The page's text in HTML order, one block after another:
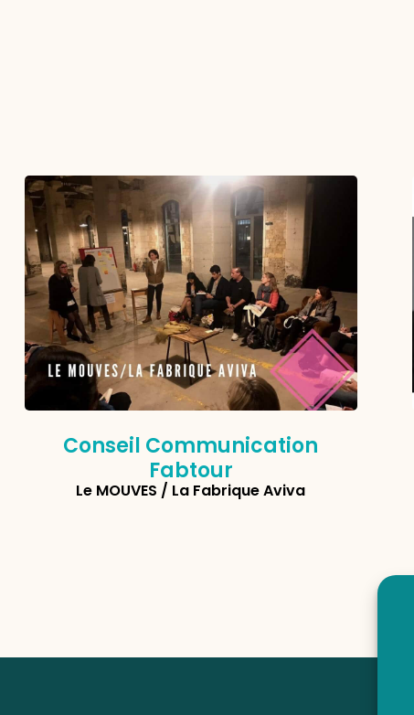
Conseil Communication
Fabtour
Le MOUVES / La Fabrique Aviva